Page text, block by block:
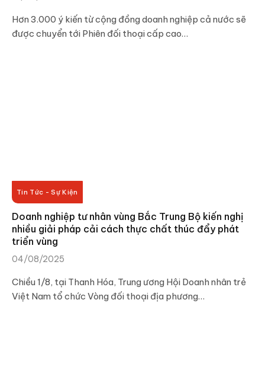
Hơn 3.000 ý kiến từ cộng đồng doanh nghiệp cả nước sẽ
được chuyển tới Phiên đối thoại cấp cao…
Tin Tức - Sự Kiện
Doanh nghiệp tư nhân vùng Bắc Trung Bộ kiến nghị
nhiều giải pháp cải cách thực chất thúc đẩy phát
triển vùng
04/08/2025
Chiều 1/8, tại Thanh Hóa, Trung ương Hội Doanh nhân trẻ
Việt Nam tổ chức Vòng đối thoại địa phương…